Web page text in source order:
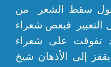
أقول سقط الشعر من
التعبير فبعض شعراء
تفوقت على شعراء
إلى الأذهان شيخ